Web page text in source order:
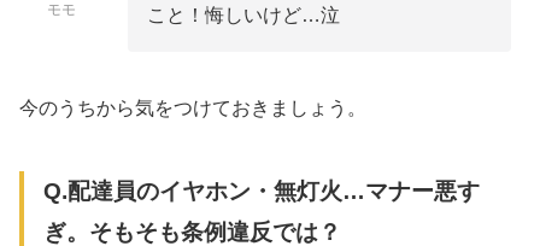
モモ
こと！悔しいけど…泣
今のうちから気をつけておきましょう。
Q.配達員のイヤホン・無灯火…マナー悪す
ぎ。そもそも条例違反では？